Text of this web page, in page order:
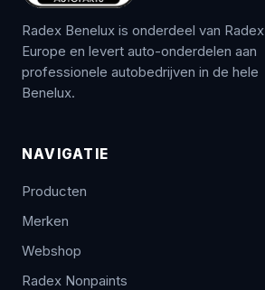
Radex Benelux is onderdeel van Radex
Europe en levert auto-onderdelen aan
professionele autobedrijven in de hele
Benelux.
NAVIGATIE
Producten
Merken
Webshop
Radex Nonpaints